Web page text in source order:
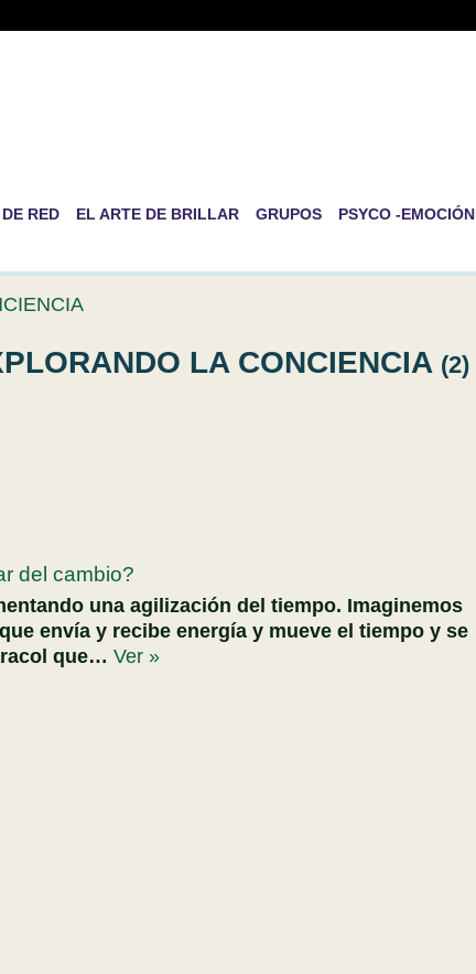
RED EL ARTE DE BRILLAR GRUPOS PSYCO -EMOCIÓN
LA CONCIENCIA (2)
del cambio?
una agilización del tiempo. Imaginemos
envía y recibe energía y mueve el tiempo y se
que… Ver »